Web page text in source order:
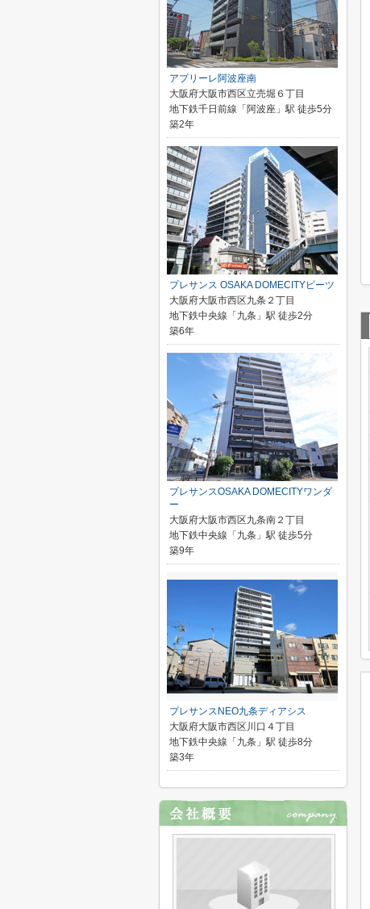
アプリーレ阿波座南
大阪府大阪市西区立売堀６丁目
地下鉄千日前線「阿波座」駅 徒歩5分
築2年
プレサンス OSAKA DOMECITYビーツ
大阪府大阪市西区九条２丁目
地下鉄中央線「九条」駅 徒歩2分
築6年
プレサンスOSAKA DOMECITYワンダ
ー
大阪府大阪市西区九条南２丁目
地下鉄中央線「九条」駅 徒歩5分
築9年
プレサンスNEO九条ディアシス
大阪府大阪市西区川口４丁目
地下鉄中央線「九条」駅 徒歩8分
築3年